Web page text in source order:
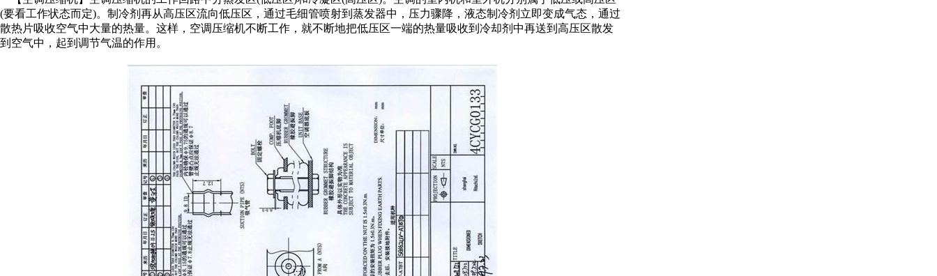
(要看工作状态而定)。制冷剂再从高压区流向低压区，通过毛细管喷射到蒸发器中，压力骤降，液态制冷剂立即变成气态，通过
散热片吸收空气中大量的热量。这样，空调压缩机不断工作，就不断地把低压区一端的热量吸收到冷却剂中再送到高压区散发
到空气中，起到调节气温的作用。